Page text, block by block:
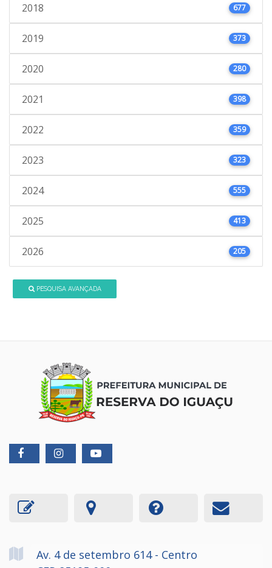
2018 677
2019 373
2020 280
2021 398
2022 359
2023 323
2024 555
2025 413
2026 205
PESQUISA AVANÇADA
Av. 4 de setembro 614 - Centro